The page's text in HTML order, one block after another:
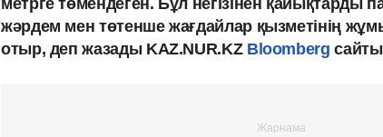
жәрдем мен төтенше жағдайлар қызметінің
отыр, деп жазады KAZ.NUR.KZ Bloomberg